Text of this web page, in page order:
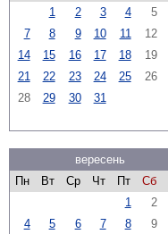
1
2 3 4 5
7
8 9 10 11 12
14
15 16 17 18 19
21
22 23 24 25 26
28
29 30 31
вересень
Пн
Вт Ср Чт Пт Сб
1
2
4
5 6 7 8 9